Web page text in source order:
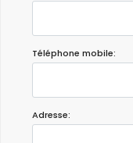
Téléphone mobile:
Adresse: